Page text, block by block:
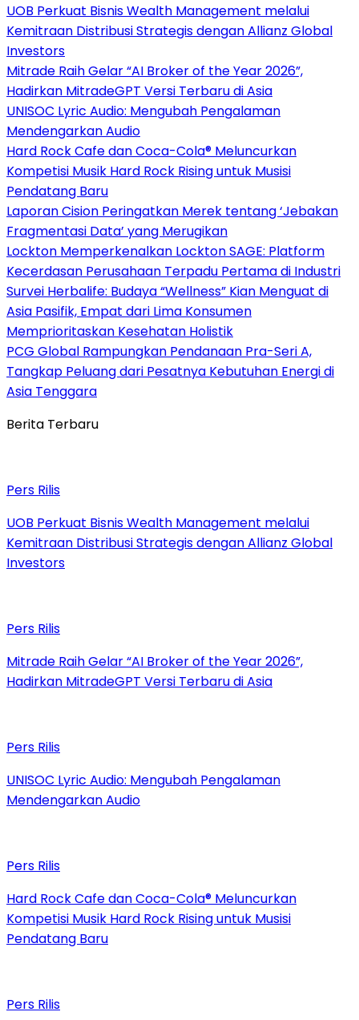
UOB Perkuat Bisnis Wealth Management melalui
Kemitraan Distribusi Strategis dengan Allianz Global
Investors
Mitrade Raih Gelar “AI Broker of the Year 2026”,
Hadirkan MitradeGPT Versi Terbaru di Asia
UNISOC Lyric Audio: Mengubah Pengalaman
Mendengarkan Audio
Hard Rock Cafe dan Coca-Cola® Meluncurkan
Kompetisi Musik Hard Rock Rising untuk Musisi
Pendatang Baru
Laporan Cision Peringatkan Merek tentang ‘Jebakan
Fragmentasi Data’ yang Merugikan
Lockton Memperkenalkan Lockton SAGE: Platform
Kecerdasan Perusahaan Terpadu Pertama di Industri
Survei Herbalife: Budaya “Wellness” Kian Menguat di
Asia Pasifik, Empat dari Lima Konsumen
Memprioritaskan Kesehatan Holistik
PCG Global Rampungkan Pendanaan Pra-Seri A,
Tangkap Peluang dari Pesatnya Kebutuhan Energi di
Asia Tenggara
Berita Terbaru
Pers Rilis
UOB Perkuat Bisnis Wealth Management melalui
Kemitraan Distribusi Strategis dengan Allianz Global
Investors
Pers Rilis
Mitrade Raih Gelar “AI Broker of the Year 2026”,
Hadirkan MitradeGPT Versi Terbaru di Asia
Pers Rilis
UNISOC Lyric Audio: Mengubah Pengalaman
Mendengarkan Audio
Pers Rilis
Hard Rock Cafe dan Coca-Cola® Meluncurkan
Kompetisi Musik Hard Rock Rising untuk Musisi
Pendatang Baru
Pers Rilis